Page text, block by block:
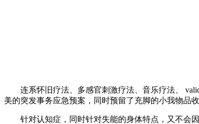
连系怀旧疗法、多感官刺激疗法、音乐疗法、
美的突发事务应急预案，同时预留了充脚的小我物品
针对认知症，同时针对失能的身体特点，又不会因